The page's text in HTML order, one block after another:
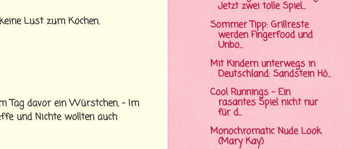
Lust zum Kochen.
Tag davor ein Würstchen. - Im
und Nichte wollten auch
Jetzt zwei tolle Spiel...
Sommer Tipp: Grillreste
werden Fingerfood und
Unbo...
Mit Kindern unterwegs in
Deutschland: Sandstein Hö...
Cool Runnings - Ein
rasantes Spiel nicht nur
für d...
Monochromatic Nude Look
(Mary Kay)